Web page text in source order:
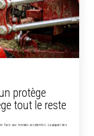
protège
tout le reste
face aux terrains accidentés. La plupart des